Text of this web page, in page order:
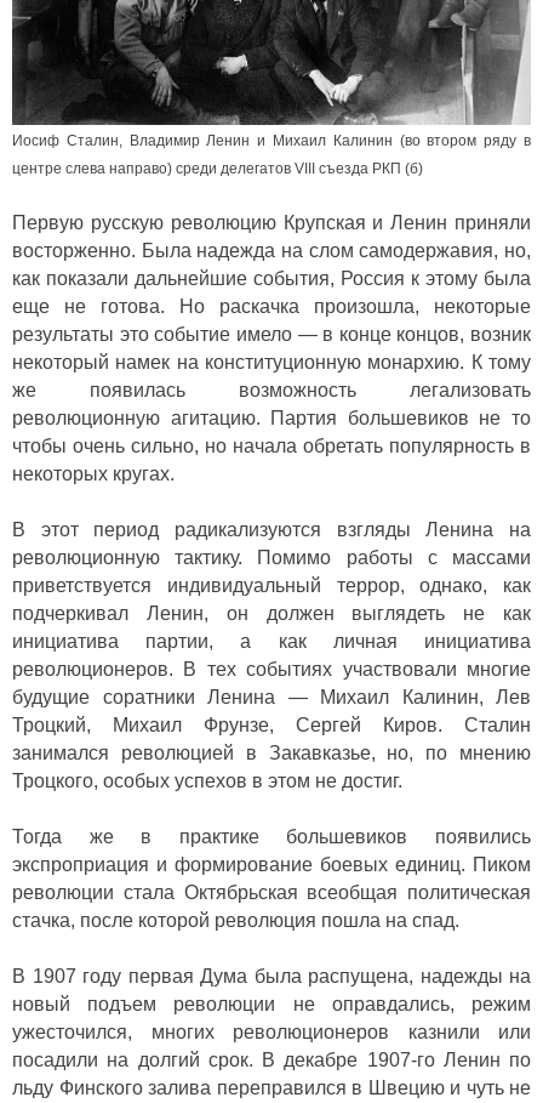
Иосиф Сталин, Владимир Ленин и Михаил Калинин (во втором ряду в
центре слева направо) среди делегатов VIII съезда РКП (б)
Первую русскую революцию Крупская и Ленин приняли
восторженно. Была надежда на слом самодержавия, но,
как показали дальнейшие события, Россия к этому была
еще не готова. Но раскачка произошла, некоторые
результаты это событие имело — в конце концов, возник
некоторый намек на конституционную монархию. К тому
же появилась возможность легализовать
революционную агитацию. Партия большевиков не то
чтобы очень сильно, но начала обретать популярность в
некоторых кругах.
В этот период радикализуются взгляды Ленина на
революционную тактику. Помимо работы с массами
приветствуется индивидуальный террор, однако, как
подчеркивал Ленин, он должен выглядеть не как
инициатива партии, а как личная инициатива
революционеров. В тех событиях участвовали многие
будущие соратники Ленина — Михаил Калинин, Лев
Троцкий, Михаил Фрунзе, Сергей Киров. Сталин
занимался революцией в Закавказье, но, по мнению
Троцкого, особых успехов в этом не достиг.
Тогда же в практике большевиков появились
экспроприация и формирование боевых единиц. Пиком
революции стала Октябрьская всеобщая политическая
стачка, после которой революция пошла на спад.
В 1907 году первая Дума была распущена, надежды на
новый подъем революции не оправдались, режим
ужесточился, многих революционеров казнили или
посадили на долгий срок. В декабре 1907-го Ленин по
льду Финского залива переправился в Швецию и чуть не